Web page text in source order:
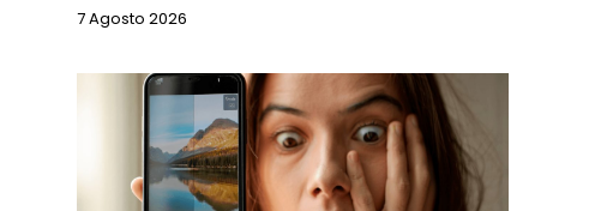
7 Agosto 2026